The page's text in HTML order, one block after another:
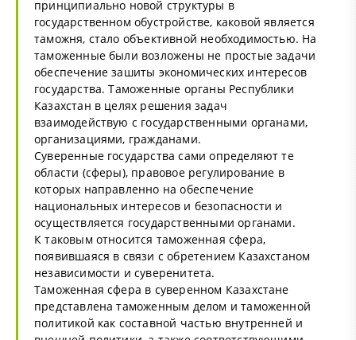
принципиально новой структуры в
государственном обустройстве, каковой является
таможня, стало объективной необходимостью. На
таможенные были возложены не простые задачи
обеспечение зашиты экономических интересов
государства. Таможенные органы Республики
Казахстан в целях решения задач
взаимодействую с государственными органами,
организациями, гражданами.
Суверенные государства сами определяют те
области (сферы), правовое регулирование в
которых направленно на обеспечение
национальных интересов и безопасности и
осуществляется государственными органами.
К таковым относится таможенная сфера,
появившаяся в связи с обретением Казахстаном
независимости и суверенитета.
Таможенная сфера в суверенном Казахстане
представлена таможенным делом и таможенной
политикой как составной частью внутренней и